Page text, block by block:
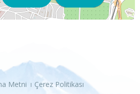
Metni Çerez Politikası